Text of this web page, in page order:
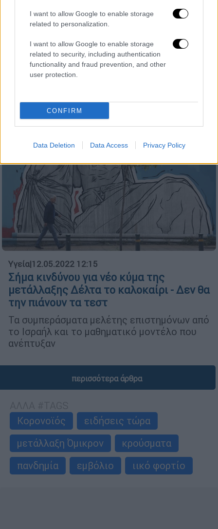
I want to allow Google to enable storage
related to personalization.
I want to allow Google to enable storage
related to security, including authentication
functionality and fraud prevention, and other
user protection.
CONFIRM
Data Deletion Data Access Privacy Policy
Έρευνα φέρνει θετικά νέα: Μικρότερος
ο κίνδυνος long covid με τη μετάλλαξη
Οι ερευνητές ανέλυσαν στοιχεία για 56.000
ενήλικες που είχαν διαγνωστεί θετικοί στον
κορονοϊό μεταξύ Δεκεμβρίου 2021-Μαρτίου
Υγεία|12.05.2022 12:15
Σήμα κινδύνου για νέο κύμα της
μετάλλαξης Δέλτα το καλοκαίρι - Δεν θα
την πιάνουν τα τεστ
Τα συμπεράσματα μελέτης επιστημόνων από
το Ισραήλ και το μαθηματικό μοντέλο που
ανέπτυξαν
περισσότερα άρθρα
Κορονοϊός
ειδήσεις τώρα
μετάλλαξη Όμικρον
κρούσματα
πανδημία
εμβόλιο ιικό φορτίο